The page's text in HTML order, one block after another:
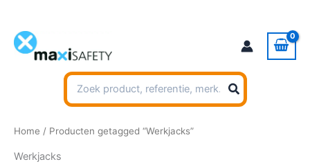
inhoud
Zoeken
naar:
Home / Producten getagged “Werkjacks”
Werkjacks